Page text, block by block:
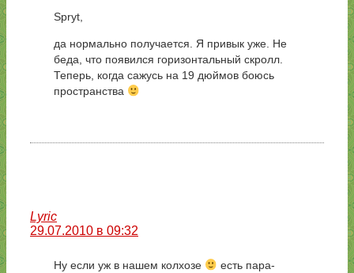
Spryt,
да нормально получается. Я привык уже. Не
беда, что появился горизонтальный скролл.
Теперь, когда сажусь на 19 дюймов боюсь
пространства
Lyric
29.07.2010 в 09:32
Ну если уж в нашем колхозе
есть пара-